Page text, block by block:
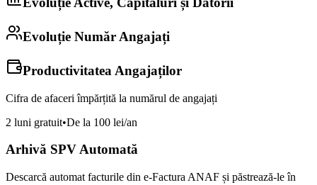
Evoluție Număr Angajați
Productivitatea Angajaților
Cifra de afaceri împărțită la numărul de angajați
2 luni gratuit•De la 100 lei/an
Arhivă SPV Automată
Descarcă automat facturile din e-Factura ANAF și păstrează-le în